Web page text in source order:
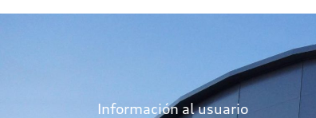
Información al usuario